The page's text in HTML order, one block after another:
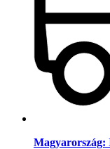
Magyarország: